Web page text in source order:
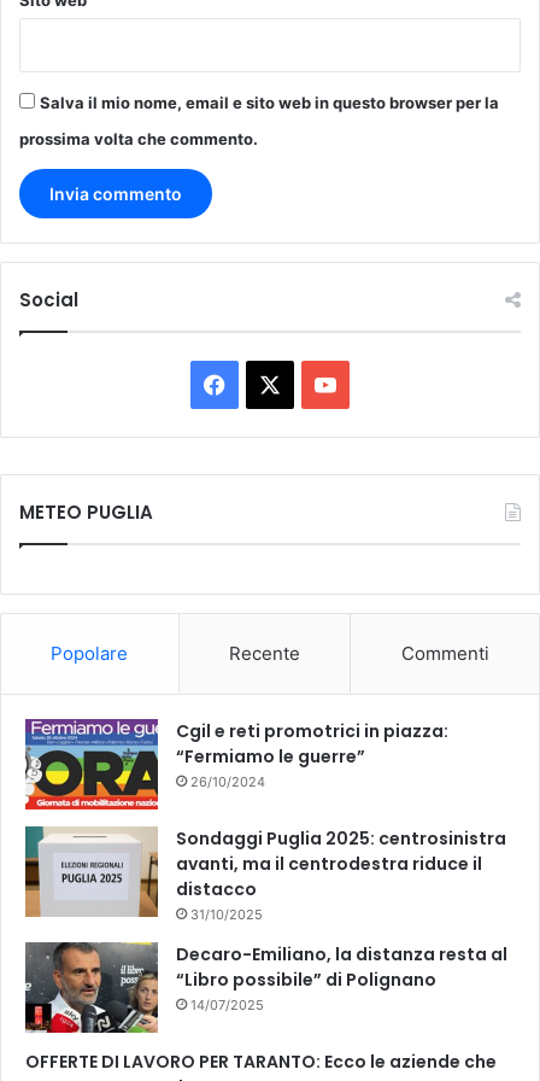
Salva il mio nome, email e sito web in questo browser per la
prossima volta che commento.
Social
Facebook You
Tube
METEO PUGLIA
Popolare Recente Commenti
Cgil e reti promotrici in piazza:
“Fermiamo le guerre”
26/10/2024
Sondaggi Puglia 2025: centrosinistra
avanti, ma il centrodestra riduce il
distacco
31/10/2025
Decaro-Emiliano, la distanza resta al
“Libro possibile” di Polignano
14/07/2025
OFFERTE DI LAVORO PER TARANTO: Ecco le aziende che